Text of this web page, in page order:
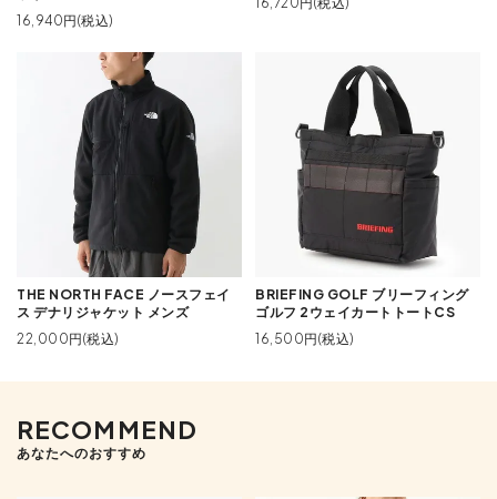
16,940円(税込)
THE NORTH FACE ノースフェイ
ス デナリジャケット メンズ
22,000円(税込)
BRIEFING GOLF ブリーフィング
ゴルフ 2ウェイカートトートCS
16,500円(税込)
RECOMMEND
あなたへのおすすめ